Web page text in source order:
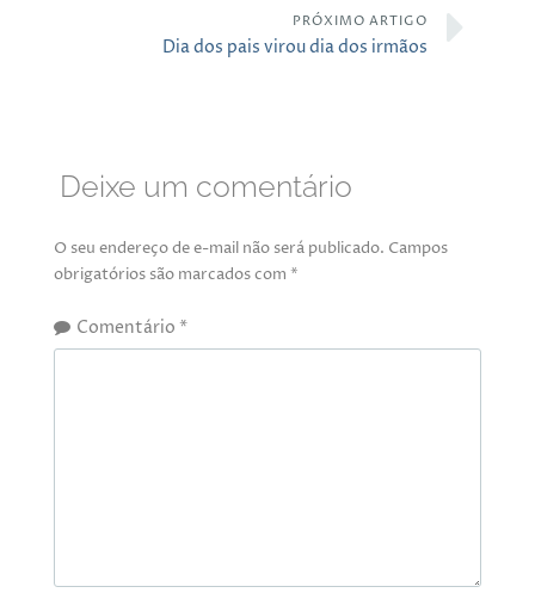
PRÓXIMO ARTIGO
Dia dos pais virou dia dos irmãos
Deixe um comentário
O seu endereço de e-mail não será publicado. Campos
obrigatórios são marcados com *
Comentário *